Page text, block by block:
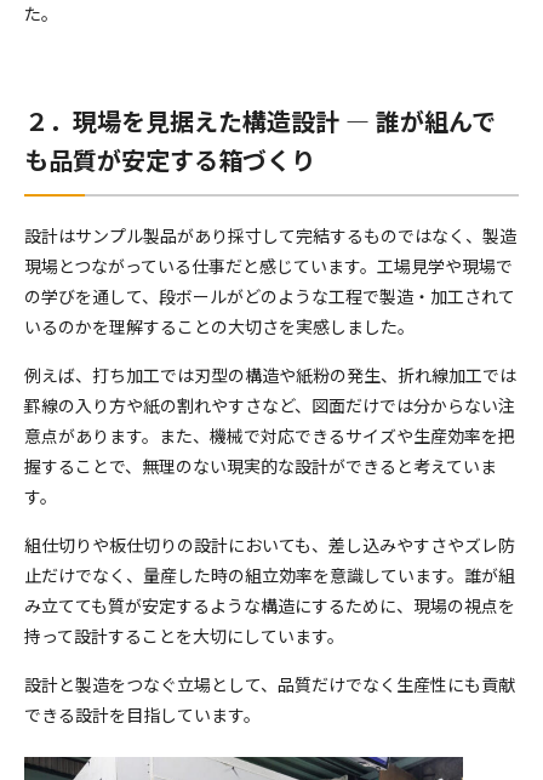
た。
２．現場を見据えた構造設計 ― 誰が組んで
も品質が安定する箱づくり
設計はサンプル製品があり採寸して完結するものではなく、製造
現場とつながっている仕事だと感じています。工場見学や現場で
の学びを通して、段ボールがどのような工程で製造・加工されて
いるのかを理解することの大切さを実感しました。
例えば、打ち加工では刃型の構造や紙粉の発生、折れ線加工では
罫線の入り方や紙の割れやすさなど、図面だけでは分からない注
意点があります。また、機械で対応できるサイズや生産効率を把
握することで、無理のない現実的な設計ができると考えていま
す。
組仕切りや板仕切りの設計においても、差し込みやすさやズレ防
止だけでなく、量産した時の組立効率を意識しています。誰が組
み立てても質が安定するような構造にするために、現場の視点を
持って設計することを大切にしています。
設計と製造をつなぐ立場として、品質だけでなく生産性にも貢献
できる設計を目指しています。